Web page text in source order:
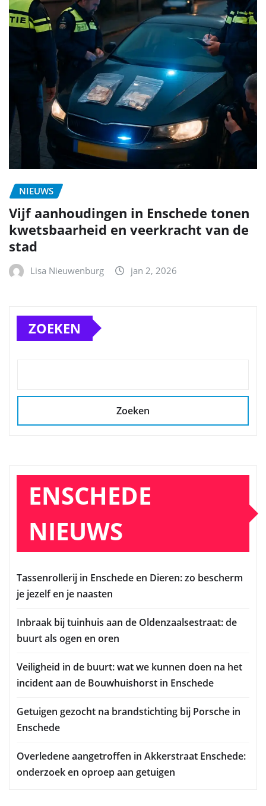
NIEUWS
Vijf aanhoudingen in Enschede tonen
kwetsbaarheid en veerkracht van de
stad
Lisa Nieuwenburg jan 2, 2026
ZOEKEN
Zoeken
ENSCHEDE
NIEUWS
Tassenrollerij in Enschede en Dieren: zo bescherm
je jezelf en je naasten
Inbraak bij tuinhuis aan de Oldenzaalsestraat: de
buurt als ogen en oren
Veiligheid in de buurt: wat we kunnen doen na het
incident aan de Bouwhuishorst in Enschede
Getuigen gezocht na brandstichting bij Porsche in
Enschede
Overledene aangetroffen in Akkerstraat Enschede:
onderzoek en oproep aan getuigen